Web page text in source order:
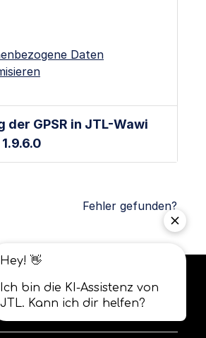
Daten
der GPSR in JTL-Wawi
Fehler gefunden?
Datenschutz AGB